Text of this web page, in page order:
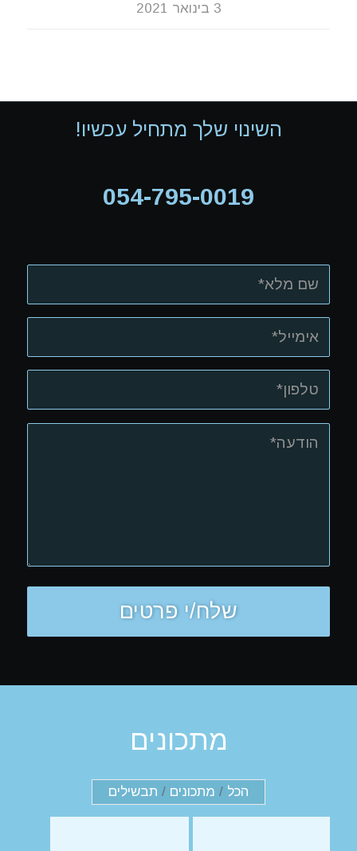
3 בינואר 2021
השינוי שלך מתחיל עכשיו!
054-795-0019
מתכונים
הכל / מתכונים / תבשילים